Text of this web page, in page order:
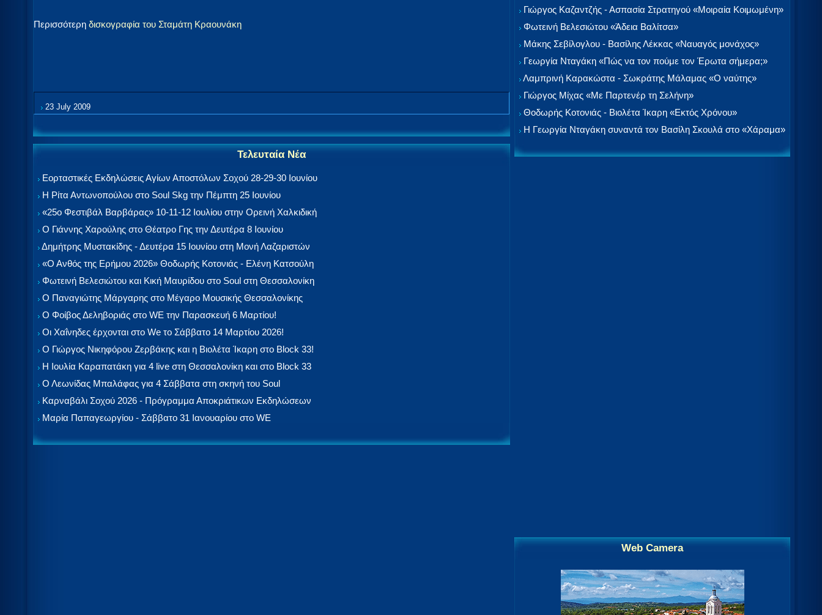
Περισσότερη δισκογραφία του Σταμάτη Κραουνάκη
23 July 2009
Τελευταία Νέα
Εορταστικές Εκδηλώσεις Αγίων Αποστόλων Σοχού 28-29-30 Ιουνίου
Η Ρίτα Αντωνοπούλου στο Soul Skg την Πέμπτη 25 Ιουνίου
«25ο Φεστιβάλ Βαρβάρας» 10-11-12 Ιουλίου στην Ορεινή Χαλκιδική
Ο Γιάννης Χαρούλης στο Θέατρο Γης την Δευτέρα 8 Ιουνίου
Δημήτρης Μυστακίδης - Δευτέρα 15 Ιουνίου στη Μονή Λαζαριστών
«Ο Ανθός της Ερήμου 2026» Θοδωρής Κοτονιάς - Ελένη Κατσούλη
Φωτεινή Βελεσιώτου και Κική Μαυρίδου στο Soul στη Θεσσαλονίκη
Ο Παναγιώτης Μάργαρης στο Μέγαρο Μουσικής Θεσσαλονίκης
Ο Φοίβος Δεληβοριάς στο WE την Παρασκευή 6 Μαρτίου!
Οι Χαΐνηδες έρχονται στο We το Σάββατο 14 Μαρτίου 2026!
Ο Γιώργος Νικηφόρου Ζερβάκης και η Βιολέτα Ίκαρη στο Block 33!
Η Ιουλία Καραπατάκη για 4 live στη Θεσσαλονίκη και στο Block 33
Ο Λεωνίδας Μπαλάφας για 4 Σάββατα στη σκηνή του Soul
Καρναβάλι Σοχού 2026 - Πρόγραμμα Αποκριάτικων Εκδηλώσεων
Μαρία Παπαγεωργίου - Σάββατο 31 Ιανουαρίου στο WE
Γιώργος Καζαντζής - Ασπασία Στρατηγού «Μοιραία Κοιμωμένη»
Φωτεινή Βελεσιώτου «Άδεια Βαλίτσα»
Μάκης Σεβίλογλου - Βασίλης Λέκκας «Ναυαγός μονάχος»
Γεωργία Νταγάκη «Πώς να τον πούμε τον Έρωτα σήμερα;»
Λαμπρινή Καρακώστα - Σωκράτης Μάλαμας «Ο ναύτης»
Γιώργος Μίχας «Με Παρτενέρ τη Σελήνη»
Θοδωρής Κοτονιάς - Βιολέτα Ίκαρη «Εκτός Χρόνου»
Η Γεωργία Νταγάκη συναντά τον Βασίλη Σκουλά στο «Χάραμα»
Web Camera